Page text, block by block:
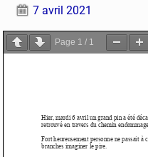
7 avril 2021
Page 1 / 1